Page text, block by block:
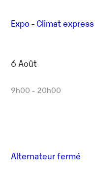
Expo - Climat express
6 Août
9h00 - 20h00
Alternateur fermé